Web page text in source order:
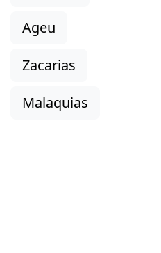
Ageu
Zacarias
Malaquias